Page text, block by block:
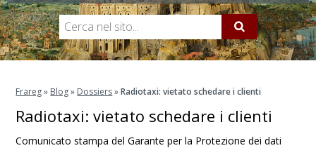
Frareg» Blog» Dossiers»Radiotaxi: vietato schedare i clienti
Radiotaxi: vietato schedare i clienti
Comunicato stampa del Garante per la Protezione dei dati